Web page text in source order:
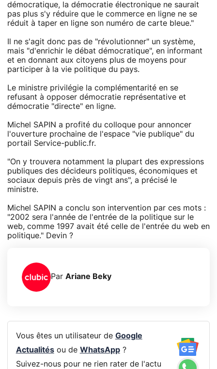
démocratique, la démocratie électronique ne saurait
pas plus s'y réduire que le commerce en ligne ne se
réduit à taper en ligne son numéro de carte bleue."
Il ne s'agit donc pas de "révolutionner" un système,
mais "d'enrichir le débat démocratique", en informant
et en donnant aux citoyens plus de moyens pour
participer à la vie politique du pays.
Le ministre privilégie la complémentarité en se
refusant à opposer démocratie représentative et
démocratie "directe" en ligne.
Michel SAPIN a profité du colloque pour annoncer
l'ouverture prochaine de l'espace "vie publique" du
portail Service-public.fr.
"On y trouvera notamment la plupart des expressions
publiques des décideurs politiques, économiques et
sociaux depuis près de vingt ans", a précisé le
ministre.
Michel SAPIN a conclu son intervention par ces mots :
"2002 sera l'année de l'entrée de la politique sur le
web, comme 1997 avait été celle de l'entrée du web en
politique." Devin ?
Par Ariane Beky
Vous êtes un utilisateur de Google
Actualitésou de WhatsApp?
Suivez-nous pour ne rien rater de l'actu